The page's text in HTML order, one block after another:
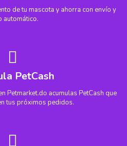
de tu mascota y ahorra con envío y
automático.
PetCash
Petmarket.do acumulas PetCash que
tus próximos pedidos.